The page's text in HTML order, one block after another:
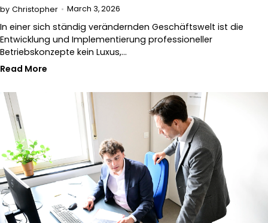
by Christopher March 3, 2026
In einer sich ständig verändernden Geschäftswelt ist die
Entwicklung und Implementierung professioneller
Betriebskonzepte kein Luxus,…
Read More